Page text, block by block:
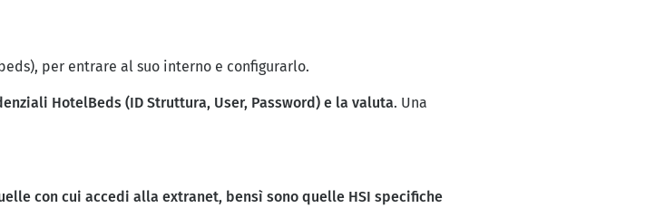
per entrare al suo interno e configurarlo.
HotelBeds (ID Struttura, User, Password) e la valuta. Una
con cui accedi alla extranet, bensì sono quelle HSI specifiche